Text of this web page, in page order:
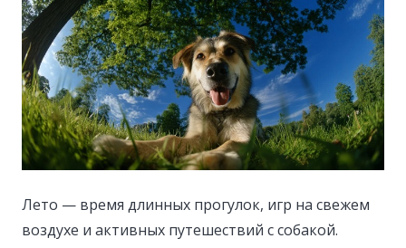
Society
Life hacks
Лето — время длинных прогулок, игр на свежем
воздухе и активных путешествий с собакой.